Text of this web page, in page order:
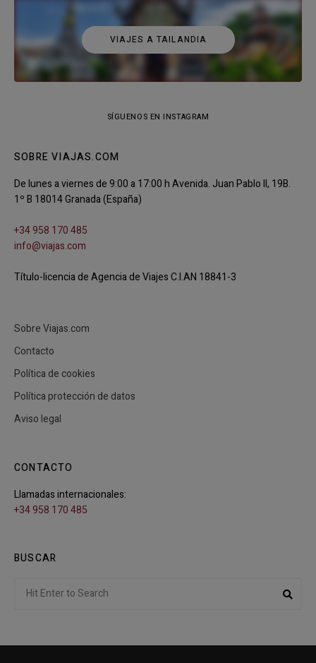
VIAJES A TAILANDIA
SÍGUENOS EN INSTAGRAM
SOBRE VIAJAS.COM
De lunes a viernes de 9:00 a 17:00 h Avenida. Juan Pablo II, 19B.
1º B 18014 Granada (España)
+34 958 170 485
info@viajas.com
Título-licencia de Agencia de Viajes C.I.AN 18841-3
Sobre Viajas.com
Contacto
Política de cookies
Política protección de datos
Aviso legal
CONTACTO
Llamadas internacionales:
+34 958 170 485
BUSCAR
for: